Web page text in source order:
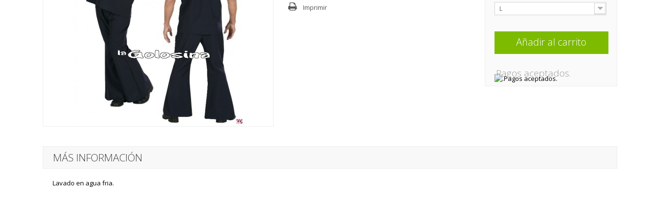
Imprimir L
Añadir al carrito
.Pagos aceptados.
MÁS INFORMACIÓN
Lavado en agua fria.